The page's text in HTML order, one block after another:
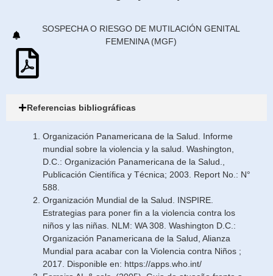
SOSPECHA O RIESGO DE MUTILACIÓN GENITAL
FEMENINA (MGF)
Referencias bibliográficas
Organización Panamericana de la Salud. Informe
mundial sobre la violencia y la salud. Washington,
D.C.: Organización Panamericana de la Salud.,
Publicación Científica y Técnica; 2003. Report No.: N°
588.
Organización Mundial de la Salud. INSPIRE.
Estrategias para poner fin a la violencia contra los
niños y las niñas. NLM: WA 308. Washington D.C.:
Organización Panamericana de la Salud, Alianza
Mundial para acabar con la Violencia contra Niños ;
2017. Disponible en: https://apps.who.int/